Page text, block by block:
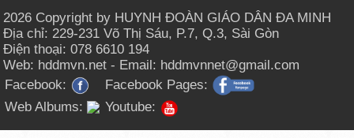
2026 Copyright by HUYNH ĐOÀN GIÁO DÂN ĐA MINH
Địa chỉ: 229-231 Võ Thị Sáu, P.7, Q.3, Sài Gòn
Điện thoại: 078 6610 194
Web: hddmvn.net - Email: hddmvnnet@gmail.com
Facebook:
Facebook Pages:
Web Albums:
Youtube: